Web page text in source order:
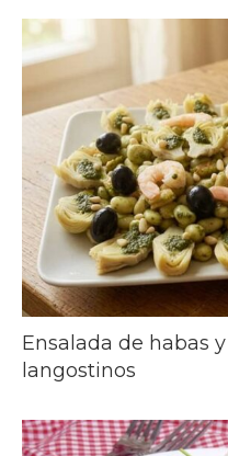
Ensalada de habas
langostinos